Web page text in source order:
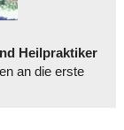
Heilpraktiker
an die erste